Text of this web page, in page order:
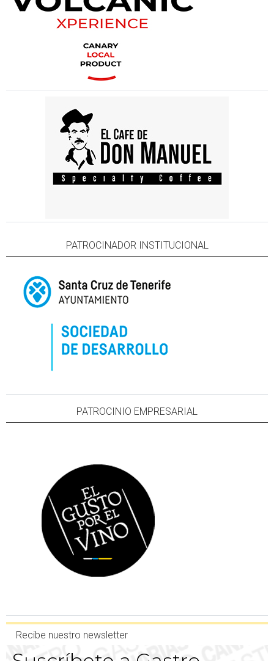
PATROCINADOR INSTITUCIONAL
PATROCINIO EMPRESARIAL
Recibe nuestro newsletter